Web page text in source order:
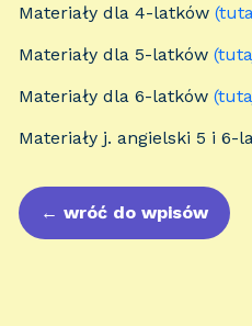
Materiały dla 4-latków
Materiały dla 5-latków
Materiały dla 6-latków
Materiały j. angielski 5 i 6-
← wróć do wpisów